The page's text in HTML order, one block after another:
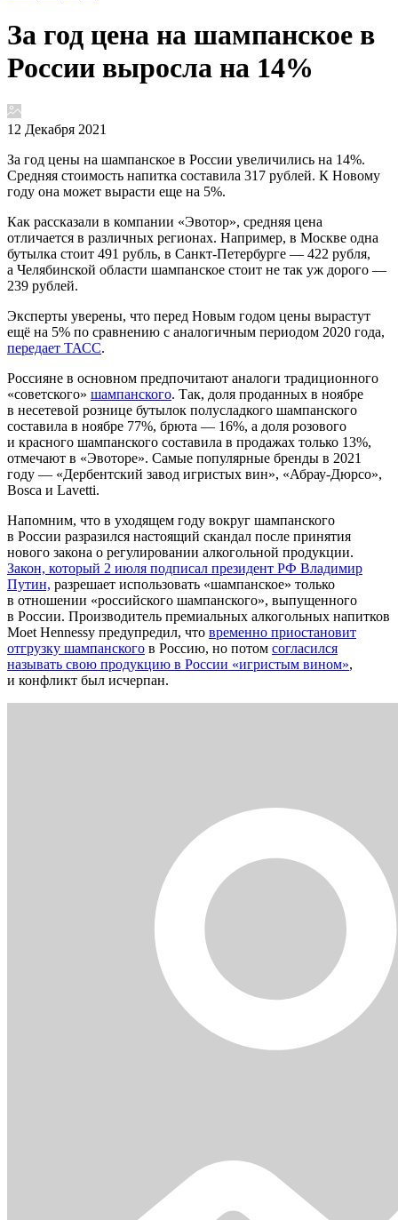
За год цена на шампанское в
России выросла на 14%
12 Декабря 2021
За год цены на шампанское в России увеличились на 14%.
Средняя стоимость напитка составила 317 рублей. К Новому
году она может вырасти еще на 5%.
Как рассказали в компании «Эвотор», средняя цена
отличается в различных регионах. Например, в Москве одна
бутылка стоит 491 рубль, в Санкт-Петербурге — 422 рубля,
а Челябинской области шампанское стоит не так уж дорого —
239 рублей.
Эксперты уверены, что перед Новым годом цены вырастут
ещё на 5% по сравнению с аналогичным периодом 2020 года,
передает ТАСС.
Россияне в основном предпочитают аналоги традиционного
«советского» шампанского. Так, доля проданных в ноябре
в несетевой рознице бутылок полусладкого шампанского
составила в ноябре 77%, брюта — 16%, а доля розового
и красного шампанского составила в продажах только 13%,
отмечают в «Эвоторе». Самые популярные бренды в 2021
году — «Дербентский завод игристых вин», «Абрау-Дюрсо»,
Bosca и Lavetti.
Напомним, что в уходящем году вокруг шампанского
в России разразился настоящий скандал после принятия
нового закона о регулировании алкогольной продукции.
Закон, который 2 июля подписал президент РФ Владимир
Путин, разрешает использовать «шампанское» только
в отношении «российского шампанского», выпущенного
в России. Производитель премиальных алкогольных напитков
Moet Hennessy предупредил, что временно приостановит
отгрузку шампанского в Россию, но потом согласился
называть свою продукцию в России «игристым вином»,
и конфликт был исчерпан.